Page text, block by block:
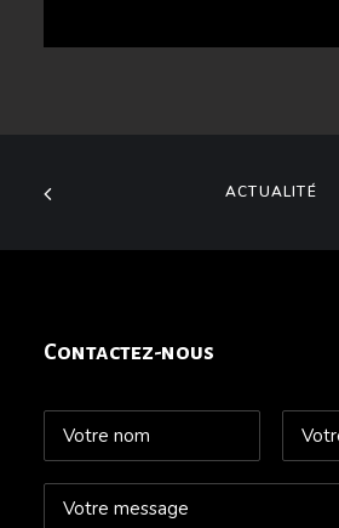
ACTUALITÉ
Contactez-nous